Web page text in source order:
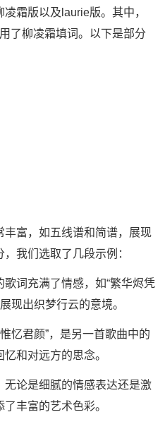
霜版以及laurie版。其中，
了柳凌霜填词。以下是部分
富，如五线谱和简谱，展现
我们选取了几段示例：
词充满了情感，如“繁华烬凭
现出织梦行云的意境。
忆君颜”，是另一首歌曲中的
和对远方的思念。
论是细腻的情感表达还是激
丰富的艺术色彩。